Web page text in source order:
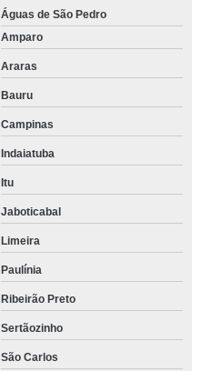
Águas de São Pedro
Amparo
Araras
Bauru
Campinas
Indaiatuba
Itu
Jaboticabal
Limeira
Paulínia
Ribeirão Preto
Sertãozinho
São Carlos